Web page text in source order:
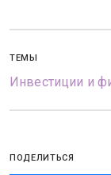
ТЕМЫ
Инвестиции и
ПОДЕЛИТЬСЯ